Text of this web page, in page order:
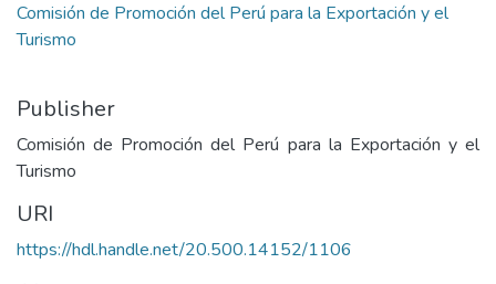
Comisión de Promoción del Perú para la Exportación y el
Turismo
Publisher
Comisión de Promoción del Perú para la Exportación y el
Turismo
URI
https://hdl.handle.net/20.500.14152/1106